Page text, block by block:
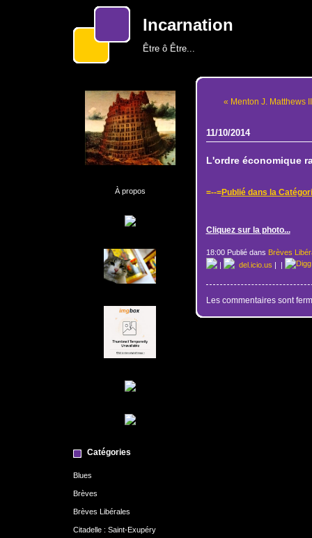
Incarnation
Être ô Être...
À propos
Catégories
Blues
Brèves
Brèves Libérales
Citadelle : Saint-Exupéry
« Menton J. Matthews
11/10/2014
L'ordre économique
=--=Publié dans la
Cliquez sur la photo...
18:00 Publié dans Brèves
|
del.icio.us | |
Les commentaires sont